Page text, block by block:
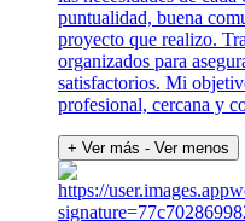
puntualidad, buena
proyecto que realizo.
organizados para
satisfactorios. Mi
profesional, cercana y
+ Ver más - Ver menos